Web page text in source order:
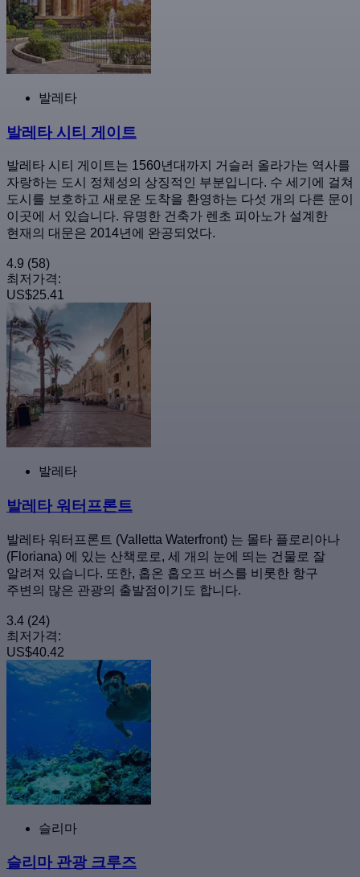
발레타
발레타 시티 게이트
발레타 시티 게이트는 1560년대까지 거슬러 올라가는 역사를
자랑하는 도시 정체성의 상징적인 부분입니다. 수 세기에 걸쳐
도시를 보호하고 새로운 도착을 환영하는 다섯 개의 다른 문이
이곳에 서 있습니다. 유명한 건축가 렌초 피아노가 설계한
현재의 대문은 2014년에 완공되었다.
4.9 (58)
최저가격:
US$25.41
발레타
발레타 워터프론트
발레타 워터프론트 (Valletta Waterfront) 는 몰타 플로리아나
(Floriana) 에 있는 산책로로, 세 개의 눈에 띄는 건물로 잘
알려져 있습니다. 또한, 홉온 홉오프 버스를 비롯한 항구
주변의 많은 관광의 출발점이기도 합니다.
3.4 (24)
최저가격:
US$40.42
슬리마
슬리마 관광 크루즈